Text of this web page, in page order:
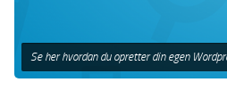
Se her hvordan du opretter din egen